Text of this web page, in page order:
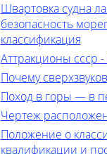
Швартовка судна
безопасность
классификация
Аттракционы ссср
Почему
Поход в горы — в
Чертеж
Положение о
квалификации и